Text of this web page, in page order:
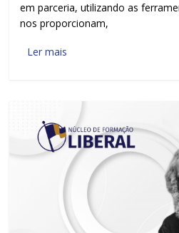
em parceria, utilizando as
nos proporcionam,
Ler mais